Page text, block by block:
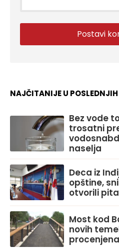
NAJČITANIJE U
Bez vode
trosatni
naselja
Deca iz
opštine,
otvorili
Most kod
novih